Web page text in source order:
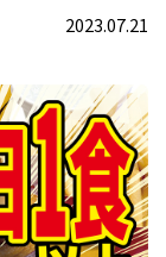
2023.07.21